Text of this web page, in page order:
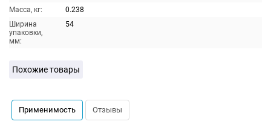
Масса, кг:
0.238
Ширина
упаковки,
мм:
54
Похожие товары
Применимость Отзывы